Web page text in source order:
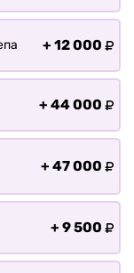
+ 12 000
+ 44 000
+ 47 000
+ 9 500